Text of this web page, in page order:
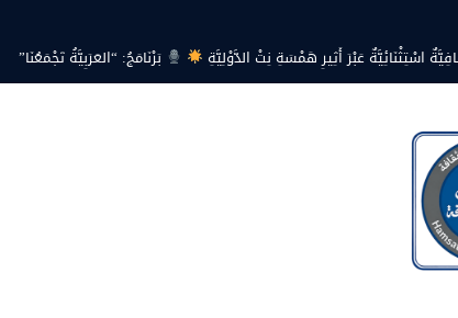
السماء وعجز البنية التحتية… هل أصبحت أزمة الكهرباء في تونس تهدد الحق